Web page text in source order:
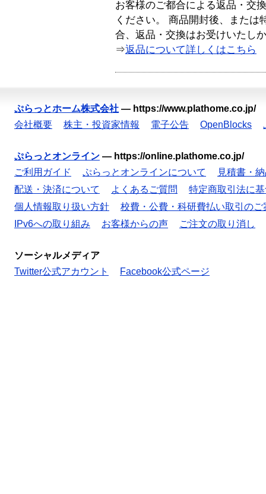
お客様のご都合による返品・交
ください。 商品開封後、または
合、返品・交換はお受けいたし
⇒返品について詳しくはこちら
ぷらっとホーム株式会社 — https://www.plathome.co.jp/
会社概要
株主・投資家情報 電子公告 OpenBlocks
ぷらっとオンライン — https://online.plathome.co.jp/
ご利用ガイド
ぷらっとオンラインについて
見積書・
配送・決済について
よくあるご質問
特定商取引法に
個人情報取り扱い方針
校費・公費・科研費払い取引のご
IPv6への取り組み
お客様からの声 ご注文の取り消し
ソーシャルメディア
Twitter公式アカウント
Facebook公式ページ